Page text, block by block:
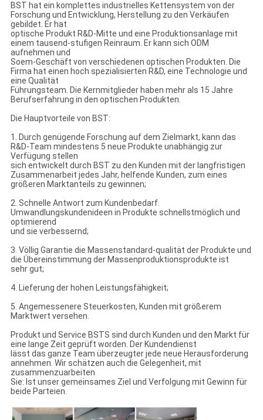
BST hat ein komplettes industrielles Kettensystem von der
Forschung und Entwicklung, Herstellung zu den Verkäufen
gebildet. Er hat
optische Produkt R&D-Mitte und eine Produktionsanlage mit
einem tausend-stufigen Reinraum. Er kann sich ODM
aufnehmen und
Soem-Geschäft von verschiedenen optischen Produkten. Die
Firma hat einen hoch spezialisierten R&D, eine Technologie und
eine Qualität
Führungsteam. Die Kernmitglieder haben mehr als 15 Jahre
Berufserfahrung in den optischen Produkten.
Die Hauptvorteile von BST:
1. Durch genügende Forschung auf dem Zielmarkt, kann das
R&D-Team mindestens 5 neue Produkte unabhängig zur
Verfügung stellen
sich entwickelt durch BST zu den Kunden mit der langfristigen
Zusammenarbeit jedes Jahr, helfende Kunden, zum eines
größeren Marktanteils zu gewinnen;
2. Schnelle Antwort zum Kundenbedarf.
Umwandlungskundenideen in Produkte schnellstmöglich und
optimierend
und sie verbessernd;
3. Völlig Garantie die Massenstandard-qualität der Produkte und
die Übereinstimmung der Massenproduktionsprodukte ist
sehr gut;
4. Lieferung der hohen Leistungsfähigkeit;
5. Angemessenere Steuerkosten, Kunden mit größerem
Marktwert versehen.
Produkt und Service BSTS sind durch Kunden und den Markt für
eine lange Zeit geprüft worden. Der Kundendienst
lässt das ganze Team überzeugter jede neue Herausforderung
annehmen. Wir schätzen auch die Gelegenheit, mit
zusammenzuarbeiten
Sie: Ist unser gemeinsames Ziel und Verfolgung mit Gewinn für
beide Parteien.